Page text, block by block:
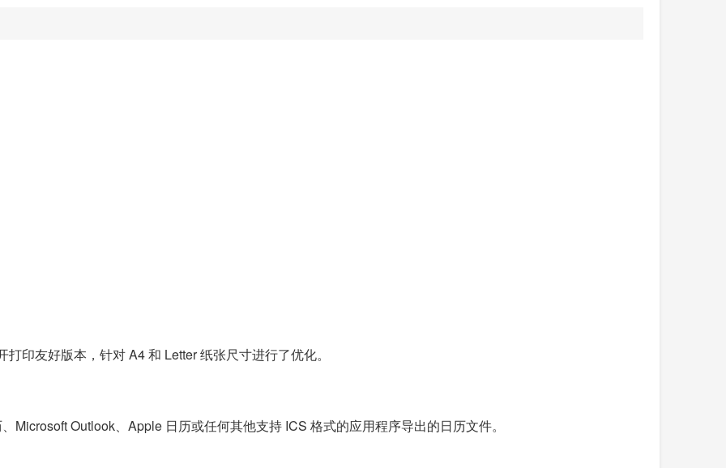
印友好版本，针对 A4 和 Letter 纸张尺寸进行了优化。
Microsoft Outlook、Apple 日历或任何其他支持 ICS 格式的应用程序导出的日历文件。